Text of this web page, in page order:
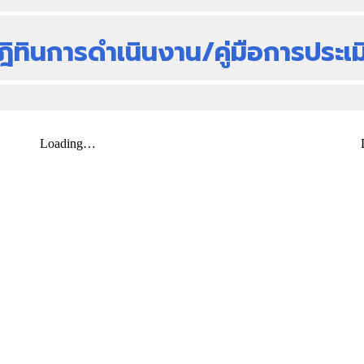
ทินการดำเนินงาน/คู่มือการประเ